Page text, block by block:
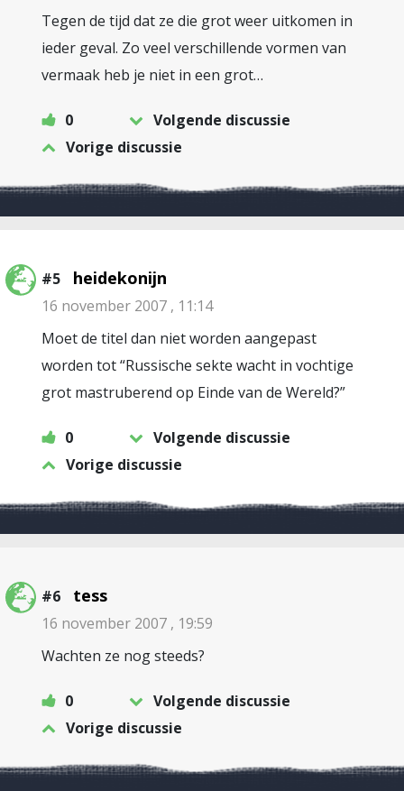
Tegen de tijd dat ze die grot weer uitkomen in
ieder geval. Zo veel verschillende vormen van
vermaak heb je niet in een grot…
0
Volgende discussie
Vorige discussie
#5 heidekonijn
16 november 2007 , 11:14
Moet de titel dan niet worden aangepast
worden tot “Russische sekte wacht in vochtige
grot mastruberend op Einde van de Wereld?”
0
Volgende discussie
Vorige discussie
#6 tess
16 november 2007 , 19:59
Wachten ze nog steeds?
0
Volgende discussie
Vorige discussie